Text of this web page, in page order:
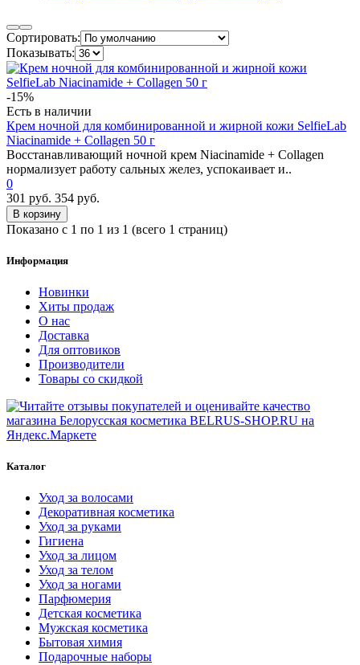
Сортировать:
Показывать:
-15%
Есть в наличии
Крем ночной для комбинированной и жирной кожи SelfieLab
Niacinamide + Collagen 50 г
Восстанавливающий ночной крем Niacinamide + Collagen
нормализует работу сальных желез, успокаивает и..
0
301 руб. 354 руб.
В корзину
Показано с 1 по 1 из 1 (всего 1 страниц)
Информация
Новинки
Хиты продаж
О нас
Доставка
Для оптовиков
Производители
Товары со скидкой
Каталог
Уход за волосами
Декоративная косметика
Уход за руками
Гигиена
Уход за лицом
Уход за телом
Уход за ногами
Парфюмерия
Детская косметика
Мужская косметика
Бытовая химия
Подарочные наборы